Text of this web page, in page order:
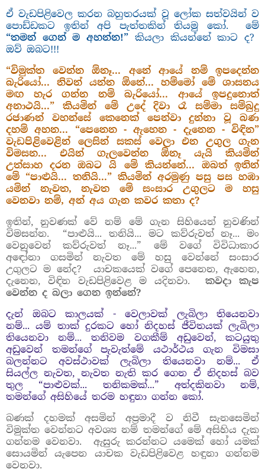
ඒ වැඩපිළිවෙල කරන බහුතරයක් වූ ලෝක සත්වයින් ව
පොඩ්ඩකට ඉතින් අපි පැත්තකින් තියමු කෝ.
මේ
“තමන් ගෙන් ම අහන්න!” කියලා කියන්නේ කාට ද?
ඔව් ඔබට!!!
“විමුක්ත වෙන්න ඕනෑ... අනේ ආයේ නම් ඉපදෙන්න
බැරියෝ... නිවන් යන්න ඕනේ... හම්මෝ මේ ශාසනය
මඟ හැර ගන්න නම් බැරියෝ... ආයේ ඉපදුනොත්
අනාථයි...” කියමින් මේ උදේ දිවා රෑ සම්මා සම්බුදු
රජාණන් වහන්සේ කෙනෙක් පෙන්වා දුන්නා වූ බණ
දහම් අහන... “පෙනෙන - ඇහෙන - දැනෙන - විඳින”
වැඩපිළිවෙළින් ලෙසින් සකස් වෙලා එන උගුල ගැන
විමසන... එයින් ගැලවෙන්න ඕනෑ යැයි කියමින්
උත්සාහ දරන ඔබට යි මේ කියන්නේ... ඔබත් ඉතින්
මේ “පාළුයි... තනියි...” කියමින් අරමුණු පසු පස හඹා
යමින් නැවත, නැවත මේ සංසාර උගුලට ම හසු
වෙනවා නම්, අන් අය ගැන කවර කතා ද?
ඉතින්, නුවණක් වේ නම් මේ ගැන සිහියෙන් නුවණින්
විමසන්න.
“පාළුයි... තනියි... මට කව්රුවත් නෑ... මං
වෙනුවෙන් කව්රුවත් නෑ...” මේ වගේ විවිධාකාර
අඳෝනා ගසමින් නැවත මේ හසු වෙන්නේ සංසාර
උගුලට ම නේද?
යාචකයෙක් වගේ පෙනෙන, ඇහෙන,
දැනෙන, විඳින වැඩපිළිවෙළ ම යදිනවා.
කවදා කැප
වෙන්න ද බලා ගෙන ඉන්නේ?
දැන් ඔබට කාලයක් - වෙලාවක් ලැබිලා තියෙනවා
නම්... යම් තාක් දුරකට හෝ නිදහස් ජීවිතයක් ලැබිලා
තියෙනවා නම්... තනිවම වගකීම් අඩුවෙන්, කටයුතු
අඩුවෙන් තමන්ගේ පැවැත්මේ යථාර්ථය ගැන විමසා
බලන්නට අවස්ථාවක් ලැබිලා තියෙනවා නම්... ඒ
සියල්ල නැවත, නැවත නැති කර ගෙන ඒ නිදහස් බව
තුල “පාළුවක්... තනිකමක්...” අත්දකිනවා නම්,
තමන්ගේ අසිහියේ තරම හඳුනා ගන්න කෝ.
බණක් දහමක් අසමින් අප්‍රමාදී ව නිවී සැනසෙමින්
විමුක්ත වෙන්නට අවශ්‍ය නම් තමන්ගේ මේ අසිහිය දැක
ගන්නම වෙනවා.
ඇසුරු කරන්නට යමෙක් හෝ යමක්
සොයමින් යැපෙන යාචක වැඩපිළිවෙළ හඳුනා ගන්නම
වෙනවා.